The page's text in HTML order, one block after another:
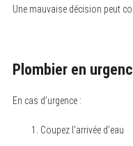
Une mauvaise décision peut
Plombier en
En cas d’urgence :
Coupez l’arrivée d’eau